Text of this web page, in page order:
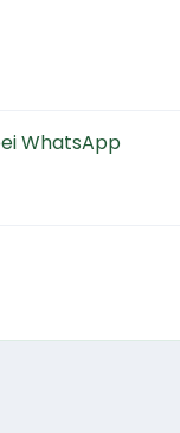
WhatsApp